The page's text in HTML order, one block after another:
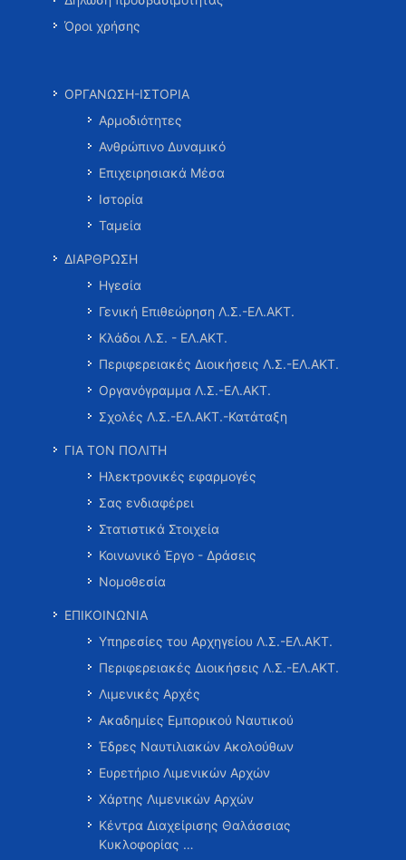
Όροι χρήσης
ΟΡΓΑΝΩΣΗ-ΙΣΤΟΡΙΑ
Αρμοδιότητες
Ανθρώπινο Δυναμικό
Επιχειρησιακά Μέσα
Ιστορία
Ταμεία
ΔΙΑΡΘΡΩΣΗ
Ηγεσία
Γενική Επιθεώρηση Λ.Σ.-ΕΛ.ΑΚΤ.
Κλάδοι Λ.Σ. - ΕΛ.ΑΚΤ.
Περιφερειακές Διοικήσεις Λ.Σ.-ΕΛ.ΑΚΤ.
Οργανόγραμμα Λ.Σ.-ΕΛ.ΑΚΤ.
Σχολές Λ.Σ.-ΕΛ.ΑΚΤ.-Κατάταξη
ΓΙΑ ΤΟΝ ΠΟΛΙΤΗ
Ηλεκτρονικές εφαρμογές
Σας ενδιαφέρει
Στατιστικά Στοιχεία
Κοινωνικό Έργο - Δράσεις
Νομοθεσία
ΕΠΙΚΟΙΝΩΝΙΑ
Υπηρεσίες του Αρχηγείου Λ.Σ.-ΕΛ.ΑΚΤ.
Περιφερειακές Διοικήσεις Λ.Σ.-ΕΛ.ΑΚΤ.
Λιμενικές Αρχές
Ακαδημίες Εμπορικού Ναυτικού
Έδρες Ναυτιλιακών Ακολούθων
Ευρετήριο Λιμενικών Αρχών
Χάρτης Λιμενικών Αρχών
Κέντρα Διαχείρισης Θαλάσσιας
Κυκλοφορίας …